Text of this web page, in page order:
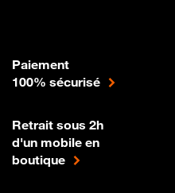
Paiement
100% sécurisé
Retrait sous 2h
d'un mobile en
boutique